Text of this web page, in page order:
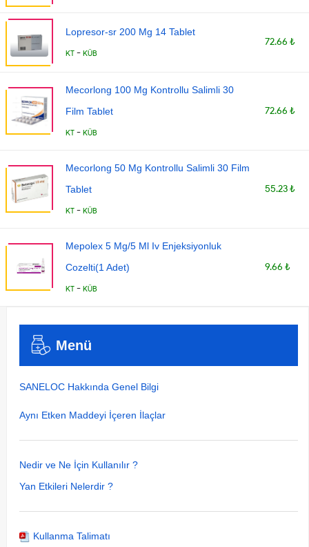
Lopresor-sr 200 Mg 14 Tablet
KT - KÜB
72.66 ₺
Mecorlong 100 Mg Kontrollu Salimli 30
Film Tablet
KT - KÜB
72.66 ₺
Mecorlong 50 Mg Kontrollu Salimli 30 Film
Tablet
KT - KÜB
55.23 ₺
Mepolex 5 Mg/5 Ml Iv Enjeksiyonluk
Cozelti(1 Adet)
KT - KÜB
9.66 ₺
Menü
SANELOC Hakkında Genel Bilgi
Aynı Etken Maddeyi İçeren İlaçlar
Nedir ve Ne İçin Kullanılır ?
Yan Etkileri Nelerdir ?
Kullanma Talimatı